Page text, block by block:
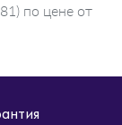
по цене от